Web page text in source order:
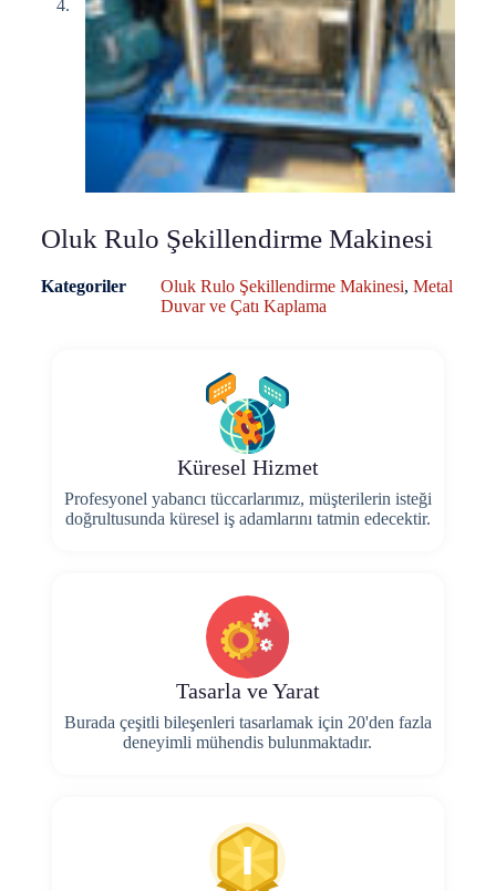
Oluk Rulo Şekillendirme Makinesi
Kategoriler Oluk Rulo Şekillendirme Makinesi, Metal
Duvar ve Çatı Kaplama
Küresel Hizmet
Profesyonel yabancı tüccarlarımız, müşterilerin isteği
doğrultusunda küresel iş adamlarını tatmin edecektir.
Tasarla ve Yarat
Burada çeşitli bileşenleri tasarlamak için 20'den fazla
deneyimli mühendis bulunmaktadır.